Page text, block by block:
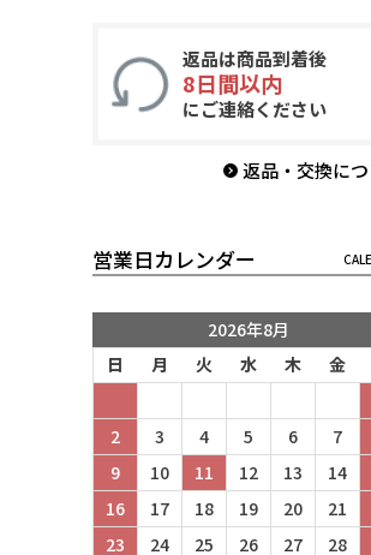
返品は商品到着後
8日間以内
にご連絡ください
返品・交換に
営業日カレンダー
2026年8月
日
月 火 水 木 金
2
3 4 5 6 7
9
10 11 12 13 14
16
17 18 19 20 21
23
24 25 26 27 28